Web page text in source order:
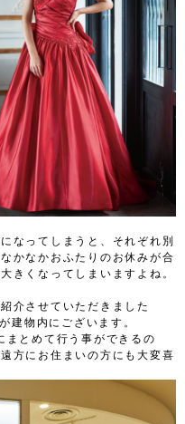
なってしまうと、それぞれ別
かなかおふたりのお休みが合
きくなってしまいますよね。
介させていただきました
建物内にございます。
まとめて行う事ができるの
方にお住まいの方にも大変喜